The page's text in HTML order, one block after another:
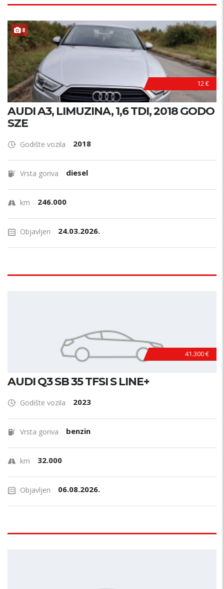
8
12 €
AUDI A3, LIMUZINA, 1,6 TDI, 2018 GODO
SZE
Godište vozila 2018
Vrsta goriva diesel
km 246.000
Objavljen 24.03.2026.
41.300 €
AUDI Q3 SB 35 TFSI S LINE+
Godište vozila 2023
Vrsta goriva benzin
km 32.000
Objavljen 06.08.2026.